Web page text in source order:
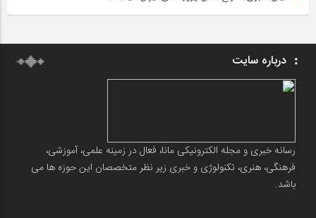
درباره سایت
رسانه خبری و مجله الکترونیکی مانا، فعال در زمینه علمی، آموزشی،
فرهنگی، هنری، تکنولوژی و خبری زیر نظر متخصصان این حوزه ها می
باشد.